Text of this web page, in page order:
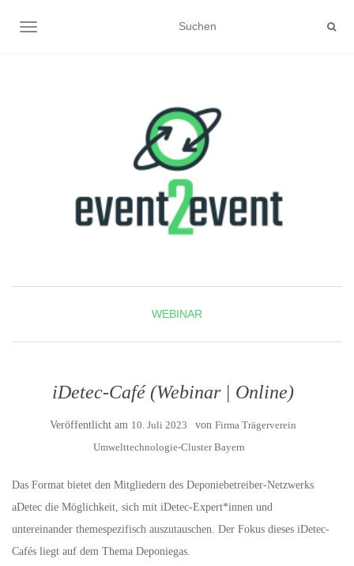
NAVIGATION UMSCHALTEN
WEBINAR
iDetec-Café (Webinar | Online)
Veröffentlicht am 10. Juli 2023 von Firma Trägerverein
Umwelttechnologie-Cluster Bayern
Das Format bietet den Mitgliedern des Deponiebetreiber-Netzwerks
aDetec die Möglichkeit, sich mit iDetec-Expert*innen und
untereinander themespezifisch auszutauschen. Der Fokus dieses iDetec-
Cafés liegt auf dem Thema Deponiegas.